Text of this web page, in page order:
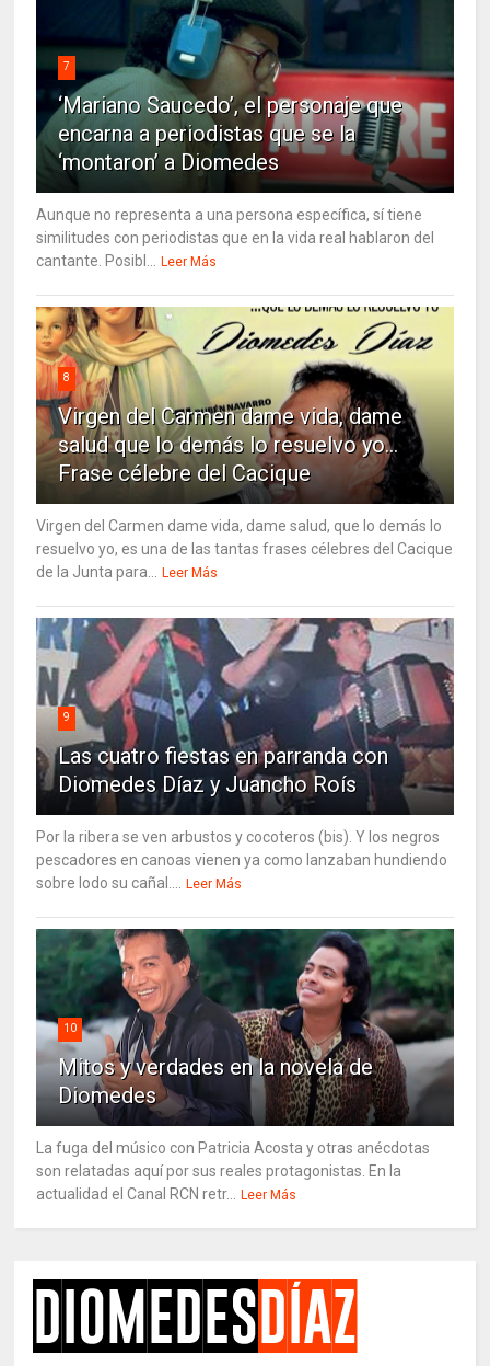
7
‘Mariano Saucedo’, el personaje que
encarna a periodistas que se la
‘montaron’ a Diomedes
Aunque no representa a una persona específica, sí tiene
similitudes con periodistas que en la vida real hablaron del
cantante. Posibl...
Leer Más
8
Virgen del Carmen dame vida, dame
salud que lo demás lo resuelvo yo…
Frase célebre del Cacique
Virgen del Carmen dame vida, dame salud, que lo demás lo
resuelvo yo, es una de las tantas frases célebres del Cacique
de la Junta para...
Leer Más
9
Las cuatro fiestas en parranda con
Diomedes Díaz y Juancho Roís
Por la ribera se ven arbustos y cocoteros (bis). Y los negros
pescadores en canoas vienen ya como lanzaban hundiendo
sobre lodo su cañal....
Leer Más
10
Mitos y verdades en la novela de
Diomedes
La fuga del músico con Patricia Acosta y otras anécdotas
son relatadas aquí por sus reales protagonistas. En la
actualidad el Canal RCN retr...
Leer Más